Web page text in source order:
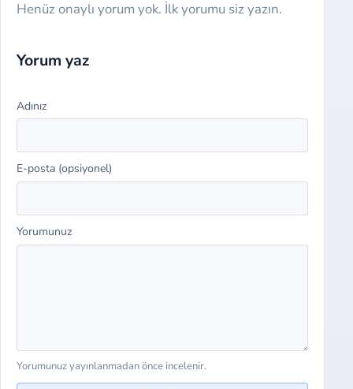
Henüz onaylı yorum yok. İlk yorumu siz yazın.
Yorum yaz
Adınız
E-posta (opsiyonel)
Yorumunuz
Yorumunuz yayınlanmadan önce incelenir.